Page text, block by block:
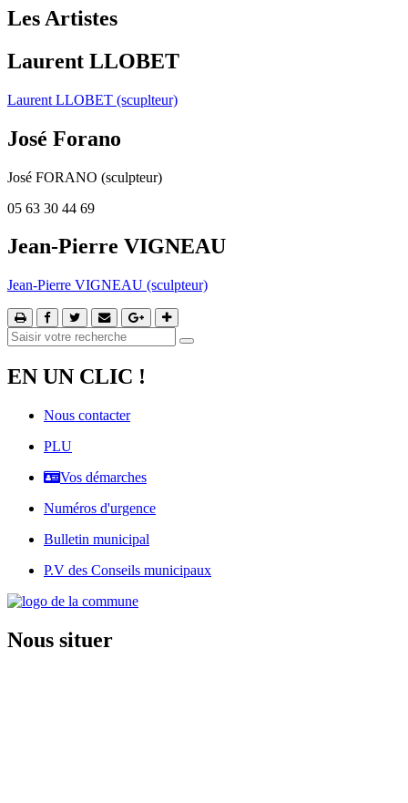
Les Artistes
Laurent LLOBET
Laurent LLOBET (scuplteur)
José Forano
José FORANO (sculpteur)
05 63 30 44 69
Jean-Pierre VIGNEAU
Jean-Pierre VIGNEAU (sculpteur)
EN UN CLIC !
Nous contacter
PLU
Vos démarches
Numéros d'urgence
Bulletin municipal
P.V des Conseils municipaux
Nous situer